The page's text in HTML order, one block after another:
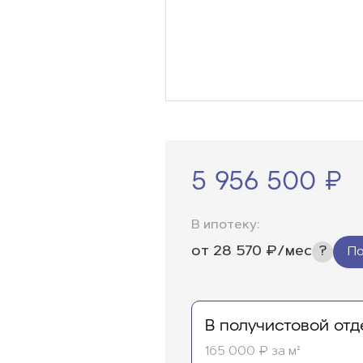
5 956 500 ₽
В ипотеку:
от 28 570 ₽/мес
В получистовой
165 000 ₽ за м²